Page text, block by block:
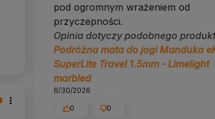
pod ogromnym wrażeniem od
przyczepności.
Opinia dotyczy podobnego
Podróżna mata do jogi Manduka
SuperLite Travel 1.5mm - Limelight
marbled
6/30/2026
0 0